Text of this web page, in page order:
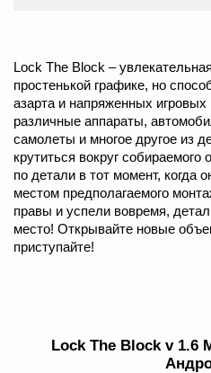
Lock The Block –
простенькой графике, но
азарта и напряженных
различные аппараты,
самолеты и многое другое из
крутиться вокруг
по детали в тот момент, когда
местом предполагаемого
правы и успели вовремя,
место! Открывайте новые
приступайте!
Lock The Block v 1.6